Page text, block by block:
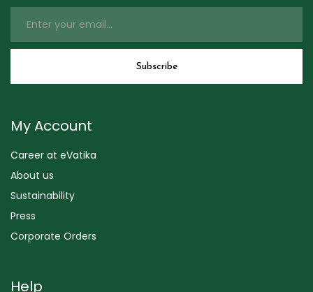
My Account
Career at eVatika
About us
Sustainability
Press
Corporate Orders
Help